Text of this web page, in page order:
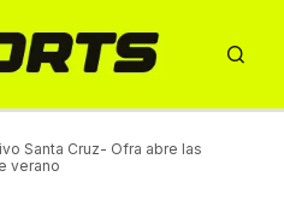
Santa Cruz- Ofra abre las
verano